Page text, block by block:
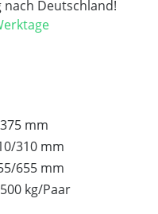
Deutschland!
mm
310 mm
655 mm
kg/Paar